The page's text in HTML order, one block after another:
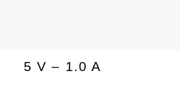
5 V – 1.0 A